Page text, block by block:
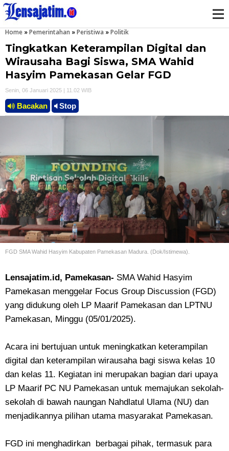
Home »Pemerintahan »Peristiwa »Politik
Tingkatkan Keterampilan Digital dan
Wirausaha Bagi Siswa, SMA Wahid
Hasyim Pamekasan Gelar FGD
Senin, 06 Januari 2025 | 11.02 WIB
Bacakan Stop
FGD SMA Wahid Hasyim Kabupaten Pamekasan Madura. (Dok/Istimewa).
Lensajatim.id, Pamekasan- SMA Wahid Hasyim
Pamekasan menggelar Focus Group Discussion (FGD)
yang didukung oleh LP Maarif Pamekasan dan LPTNU
Pamekasan, Minggu (05/01/2025).
Acara ini bertujuan untuk meningkatkan keterampilan
digital dan keterampilan wirausaha bagi siswa kelas 10
dan kelas 11. Kegiatan ini merupakan bagian dari upaya
LP Maarif PC NU Pamekasan untuk memajukan sekolah-
sekolah di bawah naungan Nahdlatul Ulama (NU) dan
menjadikannya pilihan utama masyarakat Pamekasan.
FGD ini menghadirkan berbagai pihak, termasuk para